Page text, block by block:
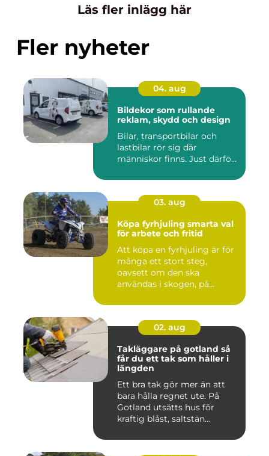
Läs fler inlägg här
Fler nyheter
04. aug
Bildekor som rullande
reklam, skydd och design
Bilar, transportbilar och
lastbilar rör sig där
människor finns. Just därfö...
03. aug
Köpa fyrhjuling smarta val
för arbete och fritid
Att köpa en fyrhjuling är för
många ett stort steg,
oavsett om den ska
användas i skogen, på
02. aug
Takläggare på gotland så
får du ett tak som håller i
längden
Ett bra tak gör mer än att
bara hålla regnet ute. På
Gotland utsätts hus för
kraftig blåst, saltstän...